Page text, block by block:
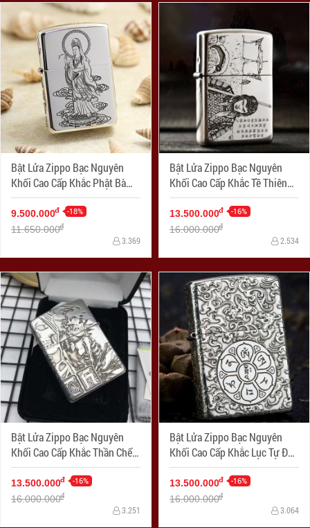
Bật Lửa Zippo Bạc Nguyên
Khối Cao Cấp Khắc Phật Bà
Quan Âm
9.500.000đ -18%
11.650.000đ
3.369
Bật Lửa Zippo Bạc Nguyên
Khối Cao Cấp Khắc Tề Thiên
Đại Thánh Armor
13.500.000đ -16%
16.000.000đ
2.534
Bật Lửa Zippo Bạc Nguyên
Khối Cao Cấp Khắc Thần Chết
Armor
13.500.000đ -16%
16.000.000đ
3.251
Bật Lửa Zippo Bạc Nguyên
Khối Cao Cấp Khắc Lục Tự Đại
Minh Chú Armor
13.500.000đ -16%
16.000.000đ
3.064